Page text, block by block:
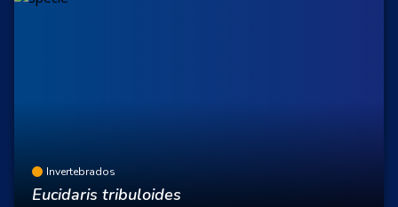
Invertebrados
Eucidaris tribuloides